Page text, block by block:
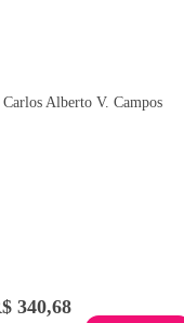
Alberto V. Campos
340,68